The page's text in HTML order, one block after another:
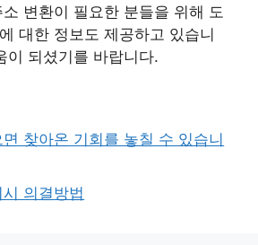
변환이 필요한 분들을 위해 도
대한 정보도 제공하고 있습니
이 되셨기를 바랍니다.
찾아온 기회를 놓칠 수 있습니
의결방법